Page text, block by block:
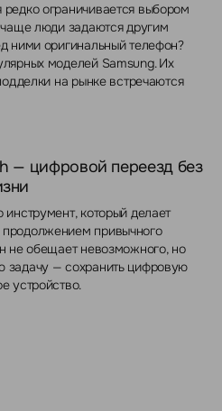
ограничивается выбором
люди задаются другим
ними оригинальный телефон?
моделей Samsung. Их
на рынке встречаются
— цифровой переезд без
который делает
привычного
не обещает невозможного, но
задачу — сохранить цифровую
устройство.